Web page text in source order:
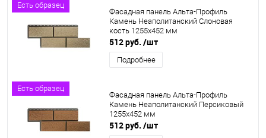
Есть образец
Фасадная панель Альта-Профиль
Камень Неаполитанский Слоновая
кость 1255х452 мм
512 руб. /шт
Подробнее
Есть образец
Фасадная панель Альта-Профиль
Камень Неаполитанский Персиковый
1255х452 мм
512 руб. /шт